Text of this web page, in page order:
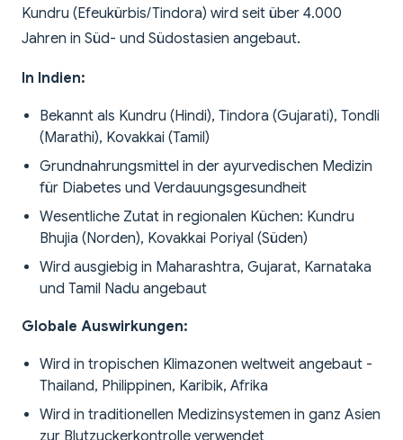
Kundru (Efeukürbis/Tindora) wird seit über 4.000
Jahren in Süd- und Südostasien angebaut.
In Indien:
Bekannt als Kundru (Hindi), Tindora (Gujarati), Tondli
(Marathi), Kovakkai (Tamil)
Grundnahrungsmittel in der ayurvedischen Medizin
für Diabetes und Verdauungsgesundheit
Wesentliche Zutat in regionalen Küchen: Kundru
Bhujia (Norden), Kovakkai Poriyal (Süden)
Wird ausgiebig in Maharashtra, Gujarat, Karnataka
und Tamil Nadu angebaut
Globale Auswirkungen:
Wird in tropischen Klimazonen weltweit angebaut -
Thailand, Philippinen, Karibik, Afrika
Wird in traditionellen Medizinsystemen in ganz Asien